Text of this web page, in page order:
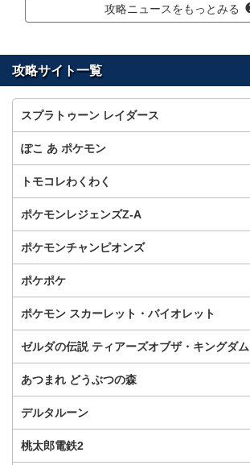
攻略ニュースをもっとみる
攻略サイト一覧
スプラトゥーン レイダース
ぽこ あ ポケモン
トモコレわくわく
ポケモンレジェンズZ-A
ポケモンチャンピオンズ
ポケポケ
ポケモン スカーレット・バイオレット
ゼルダの伝説 ティアーズオブザ・キングダム
あつまれ どうぶつの森
デルタルーン
桃太郎電鉄2